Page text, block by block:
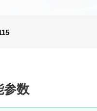
参数